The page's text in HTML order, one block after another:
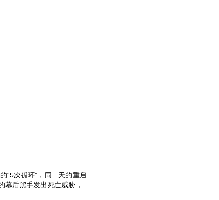
“5次循环”，同一天的重启
幕后黑手发出死亡威胁，每